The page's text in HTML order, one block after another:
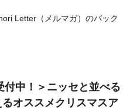
Letter（メルマガ）のバック
付中！＞ニッセと並べる
オススメクリスマスア